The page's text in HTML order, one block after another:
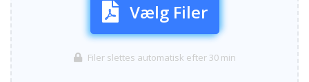
Vælg Filer
Filer slettes automatisk efter 30 min